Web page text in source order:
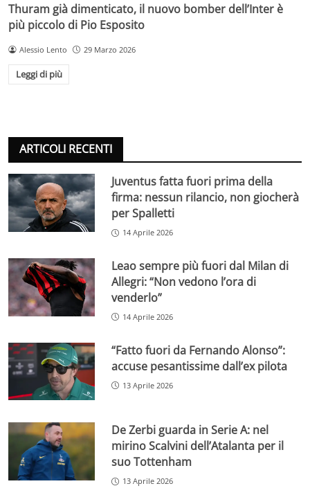
Thuram già dimenticato, il nuovo bomber dell’Inter è
più piccolo di Pio Esposito
Alessio Lento 29 Marzo 2026
Leggi di più
ARTICOLI RECENTI
Juventus fatta fuori prima della
firma: nessun rilancio, non giocherà
per Spalletti
14 Aprile 2026
Leao sempre più fuori dal Milan di
Allegri: “Non vedono l’ora di
venderlo”
14 Aprile 2026
“Fatto fuori da Fernando Alonso”:
accuse pesantissime dall’ex pilota
13 Aprile 2026
De Zerbi guarda in Serie A: nel
mirino Scalvini dell’Atalanta per il
suo Tottenham
13 Aprile 2026